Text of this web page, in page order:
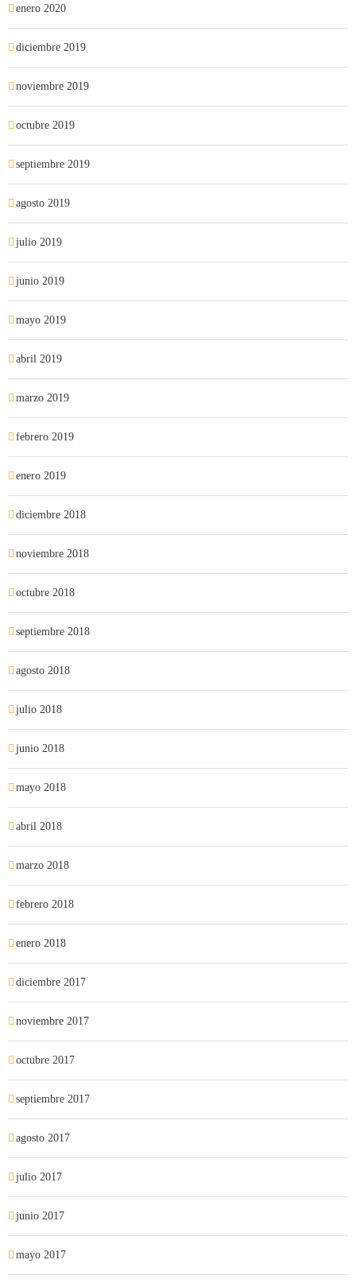
enero 2020
diciembre 2019
noviembre 2019
octubre 2019
septiembre 2019
agosto 2019
julio 2019
junio 2019
mayo 2019
abril 2019
marzo 2019
febrero 2019
enero 2019
diciembre 2018
noviembre 2018
octubre 2018
septiembre 2018
agosto 2018
julio 2018
junio 2018
mayo 2018
abril 2018
marzo 2018
febrero 2018
enero 2018
diciembre 2017
noviembre 2017
octubre 2017
septiembre 2017
agosto 2017
julio 2017
junio 2017
mayo 2017